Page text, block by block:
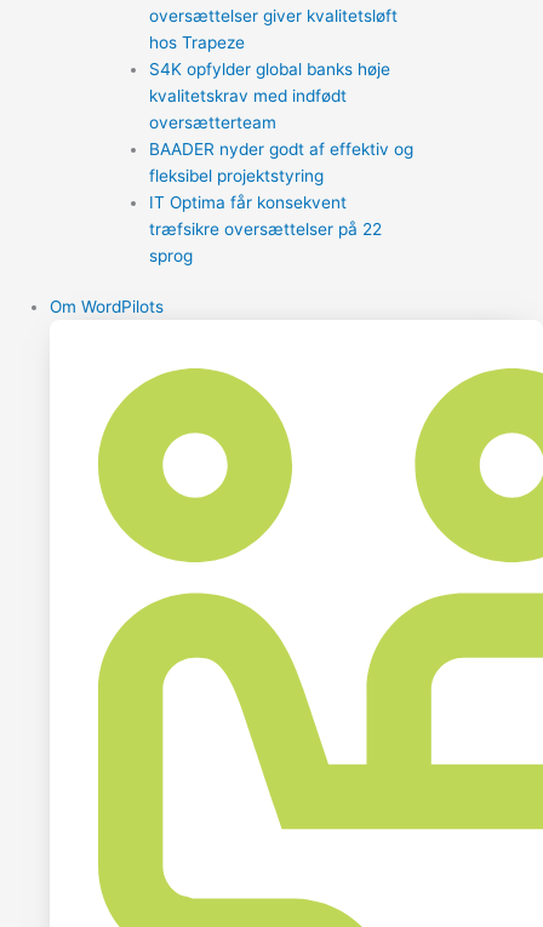
oversættelser giver kvalitetsløft
hos Trapeze
S4K opfylder global banks høje
kvalitetskrav med indfødt
oversætterteam
BAADER nyder godt af effektiv og
fleksibel projektstyring
IT Optima får konsekvent
træfsikre oversættelser på 22
sprog
Om WordPilots